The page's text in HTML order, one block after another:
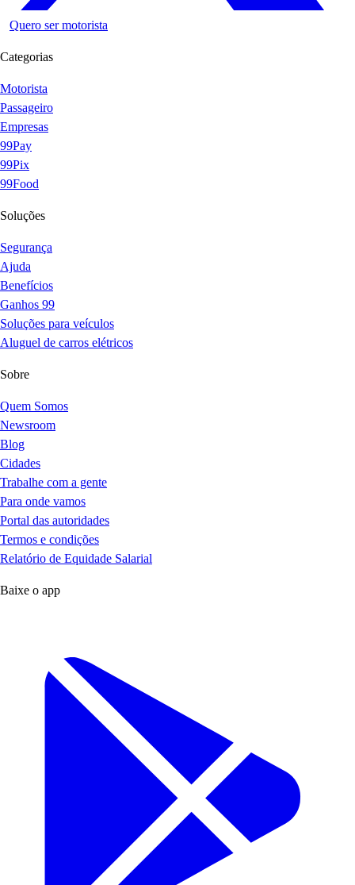
Quero ser motorista
Categorias
Motorista
Passageiro
Empresas
99Pay
99Pix
99Food
Soluções
Segurança
Ajuda
Benefícios
Ganhos 99
Soluções para veículos
Aluguel de carros elétricos
Sobre
Quem Somos
Newsroom
Blog
Cidades
Trabalhe com a gente
Para onde vamos
Portal das autoridades
Termos e condições
Relatório de Equidade Salarial
Baixe o app